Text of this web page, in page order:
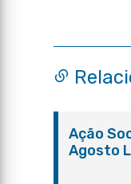
Ação
Agosto